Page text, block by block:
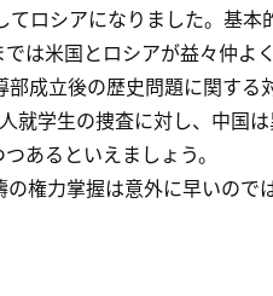
ロシアになりました。基本
は米国とロシアが益々仲よ
成立後の歴史問題に関する
就学生の捜査に対し、中国
あるといえましょう。
権力掌握は意外に早いので